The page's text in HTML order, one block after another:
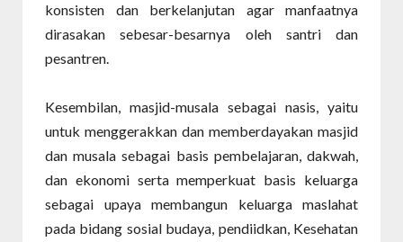
konsisten dan berkelanjutan agar manfaatnya
dirasakan sebesar-besarnya oleh santri dan
pesantren.
Kesembilan, masjid-musala sebagai nasis, yaitu
untuk menggerakkan dan memberdayakan masjid
dan musala sebagai basis pembelajaran, dakwah,
dan ekonomi serta memperkuat basis keluarga
sebagai upaya membangun keluarga maslahat
pada bidang sosial budaya, pendiidkan, Kesehatan